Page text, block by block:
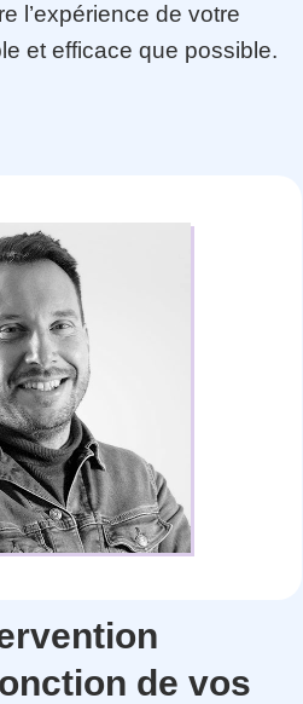
l’expérience de votre
et efficace que possible.
de vos